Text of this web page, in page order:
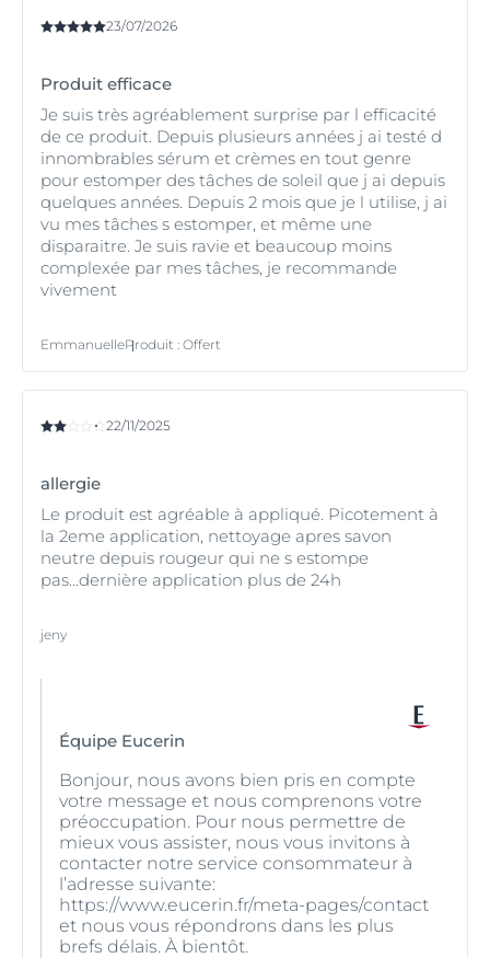
23/07/2026
Produit efficace
Je suis très agréablement surprise par l efficacité
de ce produit. Depuis plusieurs années j ai testé d
innombrables sérum et crèmes en tout genre
pour estomper des tâches de soleil que j ai depuis
quelques années. Depuis 2 mois que je l utilise, j ai
vu mes tâches s estomper, et même une
disparaitre. Je suis ravie et beaucoup moins
complexée par mes tâches, je recommande
vivement
EmmanuelleProduit : Offert
22/11/2025
allergie
Le produit est agréable à appliqué. Picotement à
la 2eme application, nettoyage apres savon
neutre depuis rougeur qui ne s estompe
pas...dernière application plus de 24h
jeny
Équipe Eucerin
Bonjour, nous avons bien pris en compte
votre message et nous comprenons votre
préoccupation. Pour nous permettre de
mieux vous assister, nous vous invitons à
contacter notre service consommateur à
l’adresse suivante:
https://www.eucerin.fr/meta-pages/contact
et nous vous répondrons dans les plus
brefs délais. À bientôt.